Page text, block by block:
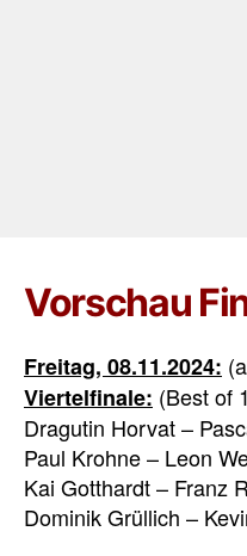
Vorschau
Freitag, 08.11.2024:
Viertelfinale: (Best of
Dragutin Horvat –
Paul Krohne – Leon
Kai Gotthardt – Franz
Dominik Grüllich –